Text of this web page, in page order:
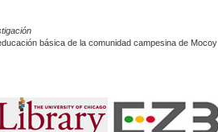
básica de la comunidad campesina de Mocoy